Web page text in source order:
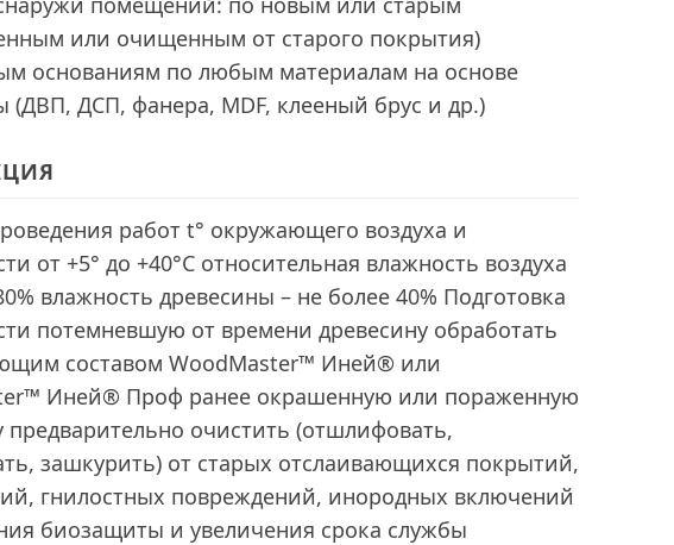
или очищенным от старого покрытия)
основаниям по любым материалам на основе
(ДВП, ДСП, фанера, MDF, клееный брус и др.)
работ t° окружающего воздуха и
от +5° до +40°С относительная влажность воздуха
влажность древесины – не более 40% Подготовка
потемневшую от времени древесину обработать
составом WoodMaster™ Иней® или
Иней® Проф ранее окрашенную или пораженную
предварительно очистить (отшлифовать,
зашкурить) от старых отслаивающихся покрытий,
гнилостных повреждений, инородных включений
биозащиты и увеличения срока службы